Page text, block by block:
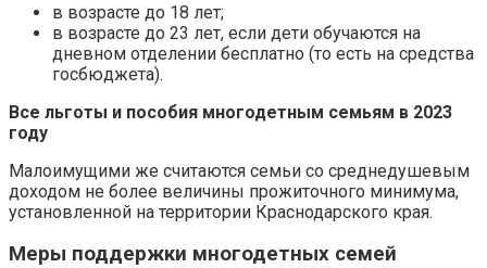
в возрасте до 18 лет;
в возрасте до 23 лет, если дети обучаются на
дневном отделении бесплатно (то есть на средства
госбюджета).
Все льготы и пособия многодетным семьям в 2023
году
Малоимущими же считаются семьи со среднедушевым
доходом не более величины прожиточного минимума,
установленной на территории Краснодарского края.
Меры поддержки многодетных семей